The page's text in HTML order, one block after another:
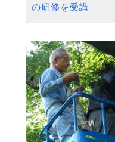
の研修を受講